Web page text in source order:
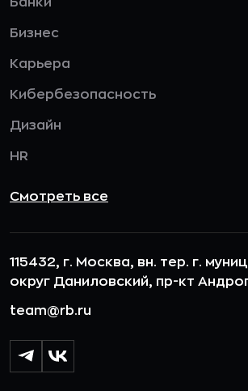
Бизнес
Карьера
Кибербезопасность
Дизайн
HR
Смотреть все
115432, г. Москва, вн. тер. г.
округ Даниловский, пр-кт
team@rb.ru